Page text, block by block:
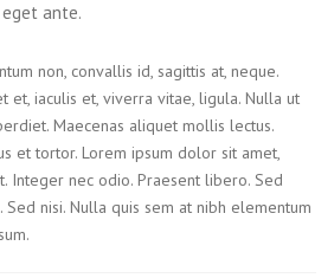
ante.
non, convallis id, sagittis at, neque.
et, iaculis et, viverra vitae, ligula. Nulla ut
Maecenas aliquet mollis lectus.
et tortor. Lorem ipsum dolor sit amet,
Integer nec odio. Praesent libero. Sed
Sed nisi. Nulla quis sem at nibh elementum